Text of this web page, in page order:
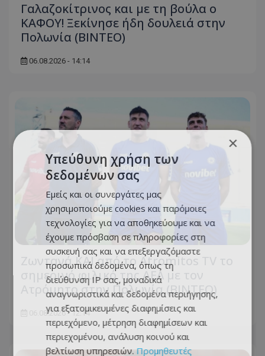
Γαλαζοκίτρινος και με τη βούλα ο
ΚΑΦΟΥ! Ξεκίνησε ήδη δουλειά στην
Πολωνία (ΒΙΝΤΕΟ)
06.08.2026 - 14:14
Ζωντανά ΚΑΙ από το Atromitos TV το
σημερινό φιλικό της ΑΕΛ με τον
Ατρόμητο στην Πολωνία (ΒΙΝΤΕΟ)
06.08.2026 - 12:14
×
Υπεύθυνη χρήση των
δεδομένων σας
Εμείς και οι συνεργάτες μας
χρησιμοποιούμε cookies και παρόμοιες
τεχνολογίες για να αποθηκεύουμε και να
έχουμε πρόσβαση σε πληροφορίες στη
συσκευή σας και να επεξεργαζόμαστε
προσωπικά δεδομένα, όπως τη
διεύθυνση IP σας, μοναδικά
αναγνωριστικά και δεδομένα περιήγησης,
για εξατομικευμένες διαφημίσεις και
περιεχόμενο, μέτρηση διαφημίσεων και
περιεχομένου, ανάλυση κοινού και
βελτίωση υπηρεσιών.Προμηθευτές